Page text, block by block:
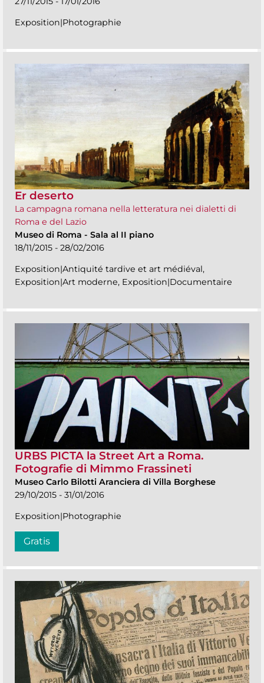
Exposition|Photographie
Er deserto
La campagna romana nella letteratura nei dialetti di
Roma e del Lazio
Museo di Roma - Sala al II piano
18/11/2015 - 28/02/2016
Exposition|Antiquité tardive et art médiéval,
Exposition|Art moderne, Exposition|Documentaire
URBS PICTA la Street Art a Roma.
Fotografie di Mimmo Frassineti
Museo Carlo Bilotti Aranciera di Villa Borghese
29/10/2015 - 31/01/2016
Exposition|Photographie
Gratis